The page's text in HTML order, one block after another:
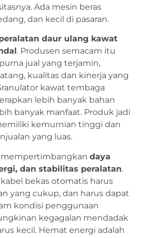
Ada mesin beras
dan kecil di pasaran.
daur ulang kawat
. Produsen semacam itu
jual yang terjamin,
kualitas dan kinerja yang
kawat tembaga
lebih banyak bahan
banyak manfaat. Produk jadi
kemurnian tinggi dan
yang luas.
daya
dan stabilitas peralatan.
bekas otomatis harus
yang cukup, dan harus dapat
kondisi penggunaan
kegagalan mendadak
kecil. Hemat energi adalah